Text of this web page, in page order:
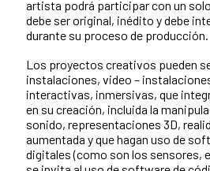
artista podrá participar con un
debe ser original, inédito y debe
durante su proceso de producción.
Los proyectos creativos pueden
instalaciones, video –
interactivas, inmersivas, que
en su creación, incluida la
sonido, representaciones 3D,
aumentada y que hagan uso de
digitales (como son los sensores,